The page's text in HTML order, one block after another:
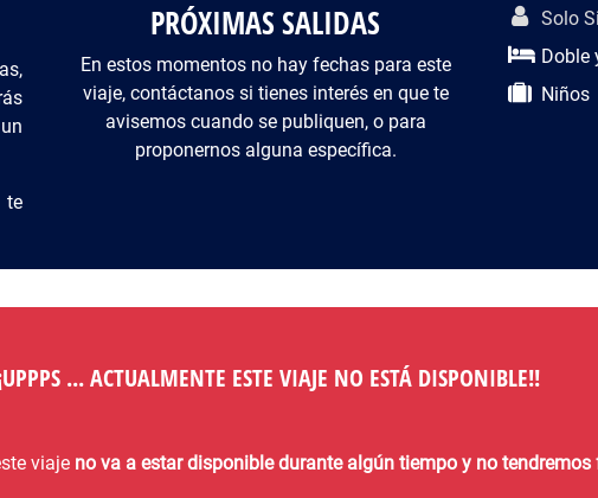
te
Solo
Doble
Niños
PRÓXIMAS SALIDAS
En estos momentos no hay fechas para este
viaje, contáctanos si tienes interés en que te
avisemos cuando se publiquen, o para
proponernos alguna específica.
... ACTUALMENTE ESTE VIAJE NO ESTÁ DISPONIBLE!!
viaje no va a estar disponible durante algún tiempo y no